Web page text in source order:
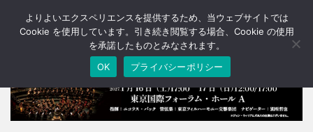
T
o
a
v
よりよいエクスペリエンスを提供するため、当ウェブサイトでは
Cookie を使用しています。引き続き閲覧する場合、Cookie の使用
を承諾したものとみなされます。
OK
プライバシーポリシー